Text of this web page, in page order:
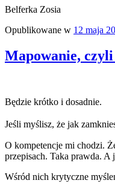
Belferka Zosia
Opublikowane w 12 maja
Mapowanie, czyli
Będzie krótko i dosadnie.
Jeśli myślisz, że jak
O kompetencje mi chodzi.
przepisach. Taka prawda.
Wśród nich krytyczne